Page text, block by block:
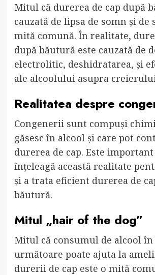
Mitul că durerea de cap după
cauzată de lipsa de somn și de
mită comună. În realitate,
după băutură este cauzată de
electrolitic, deshidratarea, și
ale alcoolului asupra
Realitatea despre
Congenerii sunt compuși
găsesc în alcool și care pot
durerea de cap. Este important
înțeleagă această realitate
și a trata eficient durerea de
băutură.
Mitul „hair of the dog”
Mitul că consumul de alcool
următoare poate ajuta la
durerii de cap este o mită